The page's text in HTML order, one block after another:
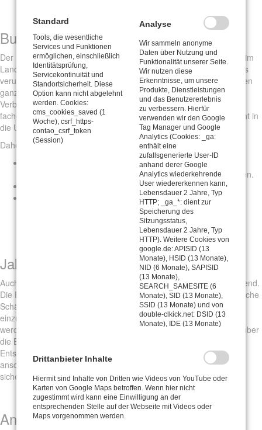
Buchsbaumzünsler
Der Buchsbaumzünsler hat sich in den vergangenen Jahren auch im
Landkreis Diepholz verbreitet. Die Larven des invasiven Schädlings
verursachen erhebliche Fraßschäden an Buchsbäumen und können
ganze Pflanzen innerhalb kurzer Zeit zerstören. Um eine weitere
Verbreitung zu verhindern, müssen befallene Pflanzenreste
fachgerecht entsorgt werden. Larven, Puppen und Eier dürfen nicht in
die Umwelt gelangen.
Daher gilt:
nicht über die Biotonne, den
Kompost oder die Grünabfallannahmestellen entsorgt werden.
Die Entsorgung erfolgt verpackt über die Restabfalltonne.
Alternativ nehmen die Wertstoffhöfe in Bassum, Diepholz,
Sulingen und Stuhr/Weyhe befallene Buchsbäume ebenfalls
Jakobskreuzkraut
Auch beim Jakobskreuzkraut ist die richtige Entsorgung entscheidend.
Die Pflanze enthält Giftstoffe, die bei Mensch und Tier gesundheitliche
Schäden verursachen können. Um ihre weitere Ausbreitung
einzudämmen, muss insbesondere die Samenbildung verhindert
werden. Gejätetes Jakobskreuzkraut darf deshalb ebenfalls nicht über
die Biotonne entsorgt werden. Für eine sichere Vernichtung ist die
Entsorgung über den Restabfall erforderlich. Die Abfälle werden
anschließend in der Restabfallbehandlungsanlage behandelt und
sicher entsorgt.
Annahme auf den Wertstoffhöfen
Standard
Tools, die wesentliche
Services und Funktionen
ermöglichen, einschließlich
Identitätsprüfung,
Servicekontinuität und
Standortsicherheit. Diese
Option kann nicht abgelehnt
werden. Cookies:
cms_cookies_saved (1
Woche), csrf_https-
contao_csrf_token
(Session)
Analyse
Wir sammeln anonyme
Daten über Nutzung und
Funktionalität unserer Seite.
Wir nutzen diese
Erkenntnisse, um unsere
Produkte, Dienstleistungen
und das Benutzererlebnis
zu verbessern. Hierfür
verwenden wir den Google
Tag Manager und Google
Analytics (Cookies: _ga:
enthält eine
zufallsgenerierte User-ID
anhand derer Google
Analytics wiederkehrende
User wiedererkennen kann,
Lebensdauer 2 Jahre, Typ
HTTP; _ga_*: dient zur
Speicherung des
Sitzungsstatus,
Lebensdauer 2 Jahre, Typ
HTTP). Weitere Cookies von
google.de: APISID (13
Monate), HSID (13 Monate),
NID (6 Monate), SAPISID
(13 Monate),
SEARCH_SAMESITE (6
Monate), SID (13 Monate),
SSID (13 Monate) und von
double-clkick.net: DSID (13
Monate), IDE (13 Monate)
Drittanbieter Inhalte
Hiermit sind Inhalte von Dritten wie Videos von YouTube oder
Karten von Google Maps betroffen. Wenn hier nicht
zugestimmt wird kann eine Einwilligung an der
entsprechenden Stelle auf der Webseite mit Videos oder
Maps vorgenommen werden.